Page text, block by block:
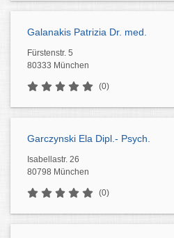
Galanakis Patrizia Dr. med.
Fürstenstr. 5
80333 München
(0)
Garczynski Ela Dipl.- Psych.
Isabellastr. 26
80798 München
(0)